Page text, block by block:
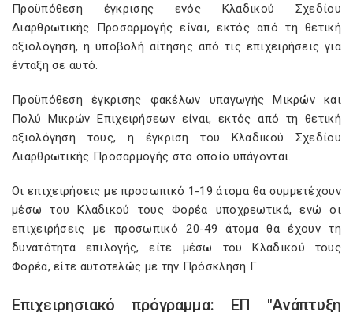
Προϋπόθεση έγκρισης ενός Κλαδικού Σχεδίου
Διαρθρωτικής Προσαρμογής είναι, εκτός από τη θετική
αξιολόγηση, η υποβολή αίτησης από τις επιχειρήσεις για
ένταξη σε αυτό.
Προϋπόθεση έγκρισης φακέλων υπαγωγής Μικρών και
Πολύ Μικρών Επιχειρήσεων είναι, εκτός από τη θετική
αξιολόγηση τους, η έγκριση του Κλαδικού Σχεδίου
Διαρθρωτικής Προσαρμογής στο οποίο υπάγονται.
Οι επιχειρήσεις με προσωπικό 1-19 άτομα θα συμμετέχουν
μέσω του Κλαδικού τους Φορέα υποχρεωτικά, ενώ οι
επιχειρήσεις με προσωπικό 20-49 άτομα θα έχουν τη
δυνατότητα επιλογής, είτε μέσω του Κλαδικού τους
Φορέα, είτε αυτοτελώς με την Πρόσκληση Γ.
Επιχειρησιακό πρόγραμμα: ΕΠ "Ανάπτυξη